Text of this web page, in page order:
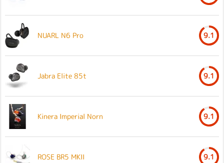
NUARL N6 Pro 9.1
Jabra Elite 85t 9.1
Kinera Imperial Norn 9.1
ROSE BR5 MKII 9.1